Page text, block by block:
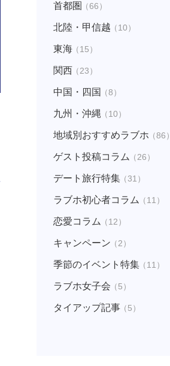
首都圏 （66）
北陸・甲信越（10）
東海（15）
関西（23）
中国・四国 （8）
九州・沖縄（10）
地域別おすすめラブホ（86）
ゲスト投稿コラム（26）
デート旅行特集（31）
ラブホ初心者コラム（11）
恋愛コラム（12）
キャンペーン（2）
季節のイベント特集（11）
ラブホ女子会（5）
タイアップ記事（5）